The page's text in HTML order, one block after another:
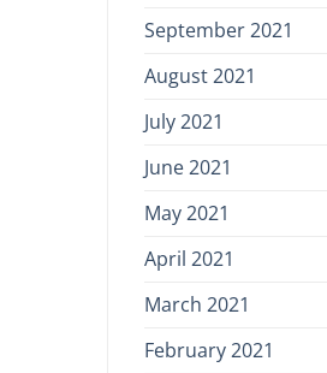
September 2021
August 2021
July 2021
June 2021
May 2021
April 2021
March 2021
February 2021